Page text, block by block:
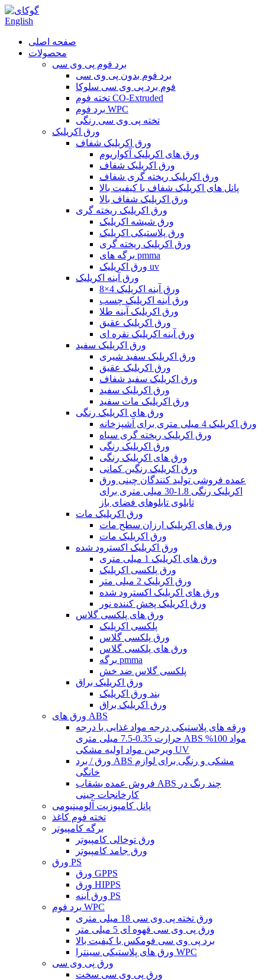
English
صفحه اصلی
محصولات
برد فوم پی وی سی
برد فوم بدون پی وی سی
فوم برد پی وی سی سلوکا
تخته فوم CO-Extruded
برد فوم WPC
تخته پی وی سی رنگی
ورق اکریلیک
ورق اکریلیک شفاف
ورق های اکریلیک آکواریوم
ورق اکریلیک شفاف
ورق اکریلیک ریخته گری شفاف
پانل های اکریلیک شفاف با کیفیت بالا
ورق اکریلیک شفاف بالا
ورق اکریلیک ریخته گری
ورق شیشه اکریلیک
ورق پلاستیکی اکریلیک
ورق اکریلیک ریخته گری
برگه های pmma
ورق اکریلیک uv
ورق آینه اکریلیک
ورق آینه اکریلیک 4×8
ورق آینه اکریلیک چسب
ورق اکریلیک آینه طلا
ورق اکریلیک عقیق
ورق آینه اکریلیک نقره ای
ورق اکریلیک سفید
ورق اکریلیک سفید شیری
ورق اکریلیک عقیق
ورق اکریلیک سفید شفاف
ورق اکریلیک سفید
ورق اکریلیک مات سفید
ورق های اکریلیک رنگی
ورق اکریلیک 4 میلی متری برای آشپزخانه
ورق اکریلیک ریخته گری سیاه
ورق اکریلیک رنگی
ورق های اکریلیک رنگی
ورق اکریلیک رنگین کمانی
عمده فروشی تولید کنندگان چینی ورق
اکریلیک رنگی 1.8-30 میلی متری برای
تابلوی تابلوهای فضای باز
ورق اکریلیک مات
ورق های اکریلیک ارزان سطح مات
ورق اکریلیک مات
ورق اکریلیک اکسترود شده
ورق های اکریلیک 1 میلی متری
ورق پلکسی اکریلیک
ورق اکریلیک 2 میلی متر
ورق های اکریلیک اکسترود شده
ورق اکریلیک پخش کننده نور
ورق های پلکسی گلاس
پلکسی اکریلیک
ورق پلکسی گلاس
ورق های پلکسی گلاس
برگه pmma
پلکسی گلاس ضد خش
ورق اکریلیک براق
بند ورق اکریلیک
ورق اکریلیک براق
ورق های ABS
ورقه های پلاستیکی درجه مواد غذایی با درجه
حرارت 0.35-7.5 میلی متری ABS مواد 100%
ویرجین مواد اولیه مشکی UV
ورق / برد ABS مشکی و رنگی برای لوازم
خانگی
فروش عمده بشقاب ABS چند رنگ در
کارخانجات چینی
پانل کامپوزیت آلومینیومی
تخته فوم کاغذ
برگه کامپیوتر
ورق توخالی کامپیوتر
ورق جامد کامپیوتر
ورق PS
ورق GPPS
ورق HIPPS
ورق آینه PS
برد فوم WPC
ورق تخته پی وی سی 18 میلی متری
ورق پی وی سی قهوه ای 5 میلی متر
برد پی وی سی فومکس با کیفیت بالا
ورق های پلاستیکی سینترا WPC
ورق پی وی سی
ورق پی وی سی سخت